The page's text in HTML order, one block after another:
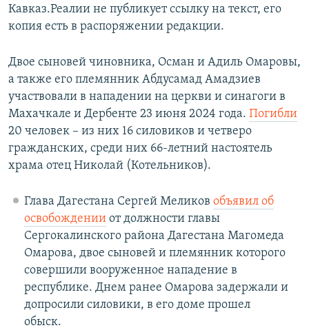
Кавказ.Реалии не публикует ссылку на текст, его
копия есть в распоряжении редакции.
Двое сыновей чиновника, Осман и Адиль Омаровы,
а также его племянник Абдусамад Амадзиев
участвовали в нападении на церкви и синагоги в
Махачкале и Дербенте 23 июня 2024 года. Погибли
20 человек – из них 16 силовиков и четверо
гражданских, среди них 66-летний настоятель
храма отец Николай (Котельников).
Глава Дагестана Сергей Меликов объявил об
освобожденииот должности главы
Сергокалинского района Дагестана Магомеда
Омарова, двое сыновей и племянник которого
совершили вооруженное нападение в
республике. Днем ранее Омарова задержали и
допросили силовики, в его доме прошел
обыск.